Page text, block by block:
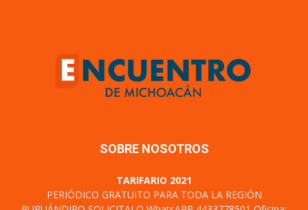
SOBRE NOSOTROS
TARIFARIO 2021
PERIÓDICO GRATUITO PARA TODA LA REGIÓN